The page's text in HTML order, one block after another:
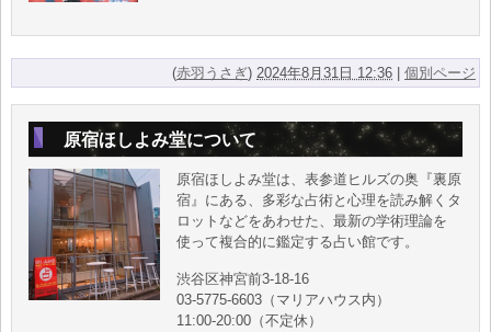
(赤羽うさぎ) 2024年8月31日 12:36 |個別ページ
原宿ほしよみ堂について
原宿ほしよみ堂は、表参道ヒルズの奥『裏原
宿』にある、多彩な占術と心理を読み解くタ
ロットなどをあわせた、最新の学術理論を
使って複合的に鑑定する占い館です。
渋谷区神宮前3-18-16
03-5775-6603（マリアハウス内）
11:00-20:00（不定休）